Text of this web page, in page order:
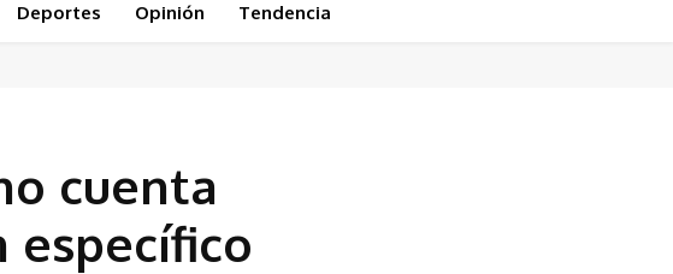
Deportes Opinión Tendencia
cuenta